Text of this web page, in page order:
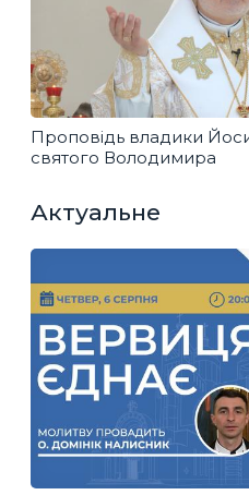
Проповідь владики
святого Володимира
Актуальне